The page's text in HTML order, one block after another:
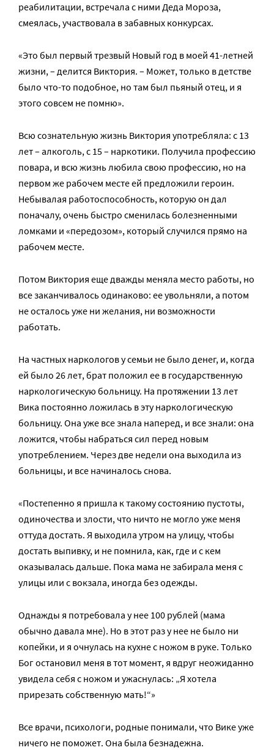
реабилитации, встречала с ними Деда Мороза,
смеялась, участвовала в забавных конкурсах.
«Это был первый трезвый Новый год в моей 41-летней
жизни, – делится Виктория. – Может, только в детстве
было что-то подобное, но там был пьяный отец, и я
этого совсем не помню».
Всю сознательную жизнь Виктория употребляла: с 13
лет – алкоголь, с 15 – наркотики. Получила профессию
повара, и всю жизнь любила свою профессию, но на
первом же рабочем месте ей предложили героин.
Небывалая работоспособность, которую он дал
поначалу, очень быстро сменилась болезненными
ломками и «передозом», который случился прямо на
рабочем месте.
Потом Виктория еще дважды меняла место работы, но
все заканчивалось одинаково: ее увольняли, а потом
не осталось уже ни желания, ни возможности
работать.
На частных наркологов у семьи не было денег, и, когда
ей было 26 лет, брат положил ее в государственную
наркологическую больницу. На протяжении 13 лет
Вика постоянно ложилась в эту наркологическую
больницу. Она уже все знала наперед, и все знали: она
ложится, чтобы набраться сил перед новым
употреблением. Через две недели она выходила из
больницы, и все начиналось снова.
«Постепенно я пришла к такому состоянию пустоты,
одиночества и злости, что ничто не могло уже меня
оттуда достать. Я выходила утром на улицу, чтобы
достать выпивку, и не помнила, как, где и с кем
оказывалась дальше. Пока мама не забирала меня с
улицы или с вокзала, иногда без одежды.
Однажды я потребовала у нее 100 рублей (мама
обычно давала мне). Но в этот раз у нее не было ни
копейки, и я очнулась на кухне с ножом в руке. Только
Бог остановил меня в тот момент, я вдруг неожиданно
увидела себя с ножом и ужаснулась: „Я хотела
прирезать собственную мать!“»
Все врачи, психологи, родные понимали, что Вике уже
ничего не поможет. Она была безнадежна.